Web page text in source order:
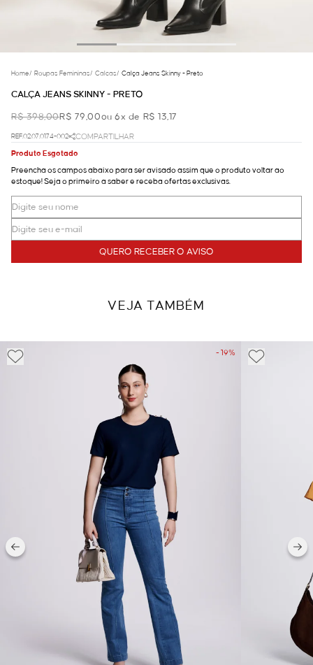
Home/ Roupas Femininas/ Calcas/ Calça Jeans Skinny - Preto
CALÇA JEANS SKINNY - PRETO
R$ 398,00R$ 79,00ou 6x de R$ 13,17
REF.02.07.0174-002
COMPARTILHAR
Produto Esgotado
Preencha os campos abaixo para ser avisado assim que o produto voltar ao
estoque! Seja o primeiro a saber e receba ofertas exclusivas.
QUERO RECEBER O AVISO
VEJA TAMBÉM
- 19%